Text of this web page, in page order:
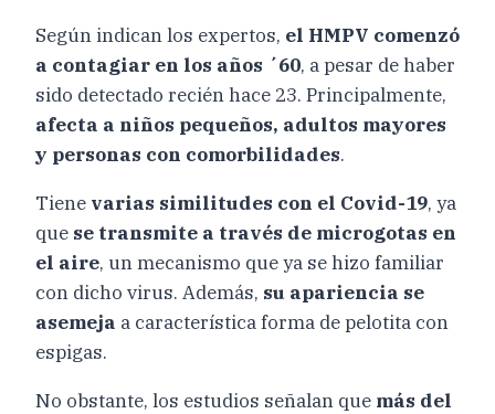
Según indican los expertos, el HMPV comenzó
a contagiar en los años ´60, a pesar de haber
sido detectado recién hace 23. Principalmente,
afecta a niños pequeños, adultos mayores
y personas con comorbilidades.
Tiene varias similitudes con el Covid-19, ya
que se transmite a través de microgotas en
el aire, un mecanismo que ya se hizo familiar
con dicho virus. Además, su apariencia se
asemeja a característica forma de pelotita con
espigas.
No obstante, los estudios señalan que más del